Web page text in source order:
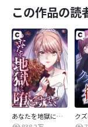
この作品の読
あなたを地獄に堕とすまで